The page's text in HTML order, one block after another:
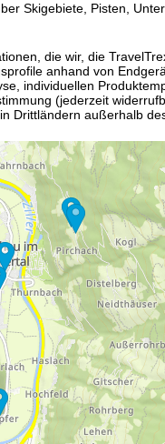
die wir, die
anhand von
individuellen
(jederzeit
Drittländern außerhalb
Cookies und
notwendige
finden Sie in
zu den
Skigebiete, Pisten,